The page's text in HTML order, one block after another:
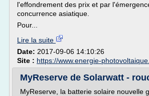
l'effondrement des prix et par
concurrence asiatique.
Pour...
Lire la suite
Date: 2017-09-06 14:10:26
Site : https://www.energie-
MyReserve de Solarwatt -
MyReserve, la batterie solaire nouvelle